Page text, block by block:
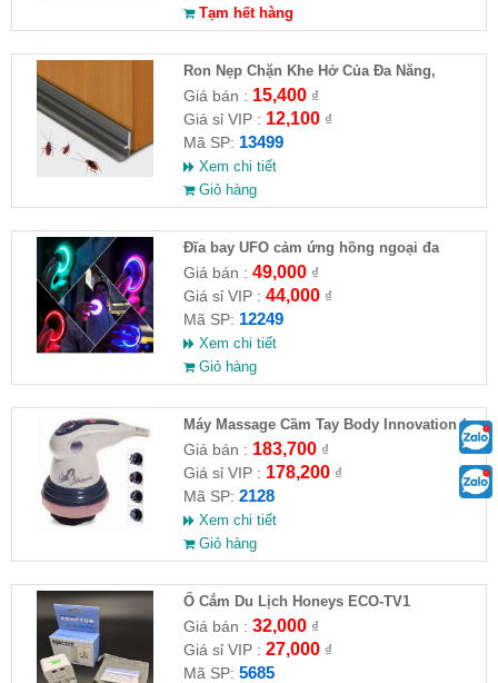
Tạm hết hàng
Ron Nẹp Chặn Khe Hở Của Đa Năng,
Chống Côn Trùng( HĐ )
Giá bán : 15,400₫
Giá sỉ VIP : 12,100₫
Mã SP: 13499
Xem chi tiết
Giỏ hàng
Đĩa bay UFO cảm ứng hồng ngoại đa
chiều tự động bay về
Giá bán : 49,000₫
Giá sỉ VIP : 44,000₫
Mã SP: 12249
Xem chi tiết
Giỏ hàng
Máy Massage Cầm Tay Body Innovation (
HĐ )
Giá bán : 183,700₫
Giá sỉ VIP : 178,200₫
Mã SP: 2128
Xem chi tiết
Giỏ hàng
Ổ Cắm Du Lịch Honeys ECO-TV1
Giá bán : 32,000₫
Giá sỉ VIP : 27,000₫
Mã SP: 5685